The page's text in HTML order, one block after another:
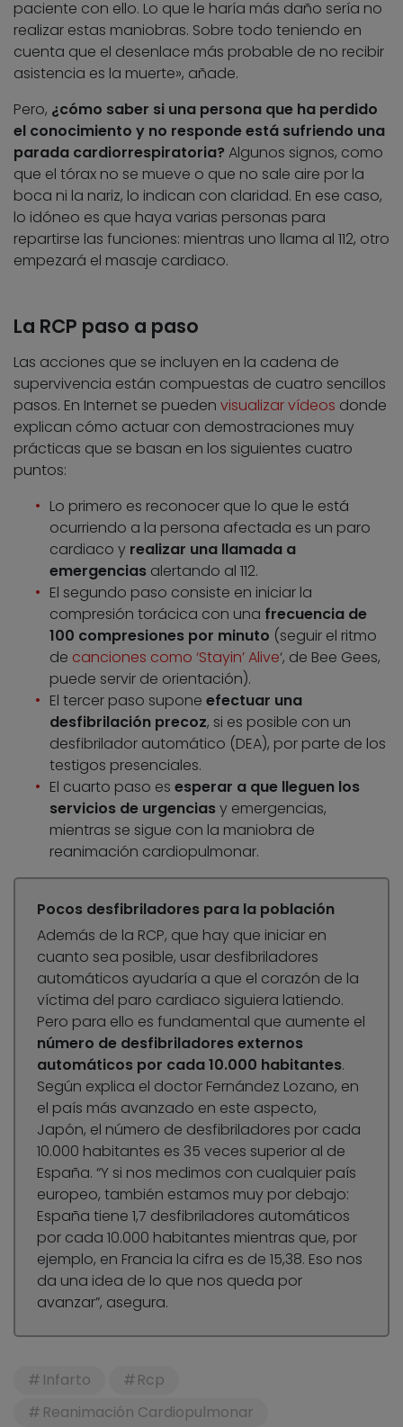
paciente con ello. Lo que le haría más daño sería no
realizar estas maniobras. Sobre todo teniendo en
cuenta que el desenlace más probable de no recibir
asistencia es la muerte», añade.
Pero, ¿cómo saber si una persona que ha perdido
el conocimiento y no responde está sufriendo una
parada cardiorrespiratoria? Algunos signos, como
que el tórax no se mueve o que no sale aire por la
boca ni la nariz, lo indican con claridad. En ese caso,
lo idóneo es que haya varias personas para
repartirse las funciones: mientras uno llama al 112, otro
empezará el masaje cardiaco.
La RCP paso a paso
Las acciones que se incluyen en la cadena de
supervivencia están compuestas de cuatro sencillos
pasos. En Internet se pueden visualizar vídeos donde
explican cómo actuar con demostraciones muy
prácticas que se basan en los siguientes cuatro
puntos:
Lo primero es reconocer que lo que le está
ocurriendo a la persona afectada es un paro
cardiaco y realizar una llamada a
emergencias alertando al 112.
El segundo paso consiste en iniciar la
compresión torácica con una frecuencia de
100 compresiones por minuto (seguir el ritmo
de canciones como ‘Stayin’ Alive‘, de Bee Gees,
puede servir de orientación).
El tercer paso supone efectuar una
desfibrilación precoz, si es posible con un
desfibrilador automático (DEA), por parte de los
testigos presenciales.
El cuarto paso es esperar a que lleguen los
servicios de urgenciasy emergencias,
mientras se sigue con la maniobra de
reanimación cardiopulmonar.
Pocos desfibriladores para la población
Además de la RCP, que hay que iniciar en
cuanto sea posible, usar desfibriladores
automáticos ayudaría a que el corazón de la
víctima del paro cardiaco siguiera latiendo.
Pero para ello es fundamental que aumente el
número de desfibriladores externos
automáticos por cada 10.000 habitantes.
Según explica el doctor Fernández Lozano, en
el país más avanzado en este aspecto,
Japón, el número de desfibriladores por cada
10.000 habitantes es 35 veces superior al de
España. “Y si nos medimos con cualquier país
europeo, también estamos muy por debajo:
España tiene 1,7 desfibriladores automáticos
por cada 10.000 habitantes mientras que, por
ejemplo, en Francia la cifra es de 15,38. Eso nos
da una idea de lo que nos queda por
avanzar”, asegura.
Infarto
Rcp
Reanimación Cardiopulmonar